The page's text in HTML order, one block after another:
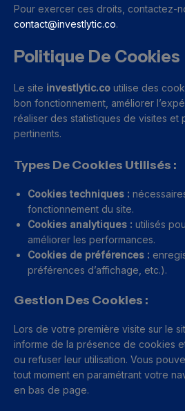
Pour exercer ces droits, contactez-
contact@investlytic.co.
Politique De Cookies
Le site investlytic.co utilise des
bon fonctionnement, améliorer
réaliser des statistiques de visites et
pertinents.
Types De Cookies Utilisés :
Cookies techniques :
fonctionnement du site.
Cookies analytiques : utilisés
améliorer les performances.
Cookies de préférences :
préférences d’affichage, etc.).
Gestion Des Cookies :
Lors de votre première visite sur le
informe de la présence de cookies
ou refuser leur utilisation. Vous
tout moment en paramétrant votre
en bas de page.